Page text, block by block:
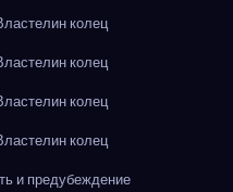
колец
колец
колец
колец
и предубеждение